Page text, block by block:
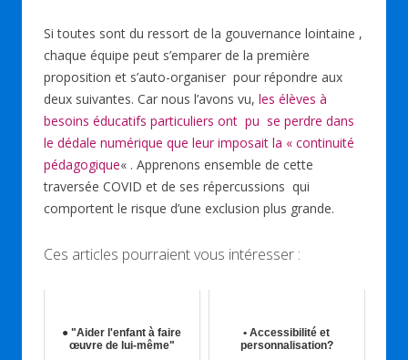
Si toutes sont du ressort de la gouvernance lointaine ,
chaque équipe peut s’emparer de la première
proposition et s’auto-organiser pour répondre aux
deux suivantes. Car nous l’avons vu, les élèves à
besoins éducatifs particuliers ont pu se perdre dans
le dédale numérique que leur imposait la « continuité
pédagogique« . Apprenons ensemble de cette
traversée COVID et de ses répercussions qui
comportent le risque d’une exclusion plus grande.
Ces articles pourraient vous intéresser :
● "Aider l'enfant à faire
œuvre de lui-même"
• Accessibilité et
personnalisation?